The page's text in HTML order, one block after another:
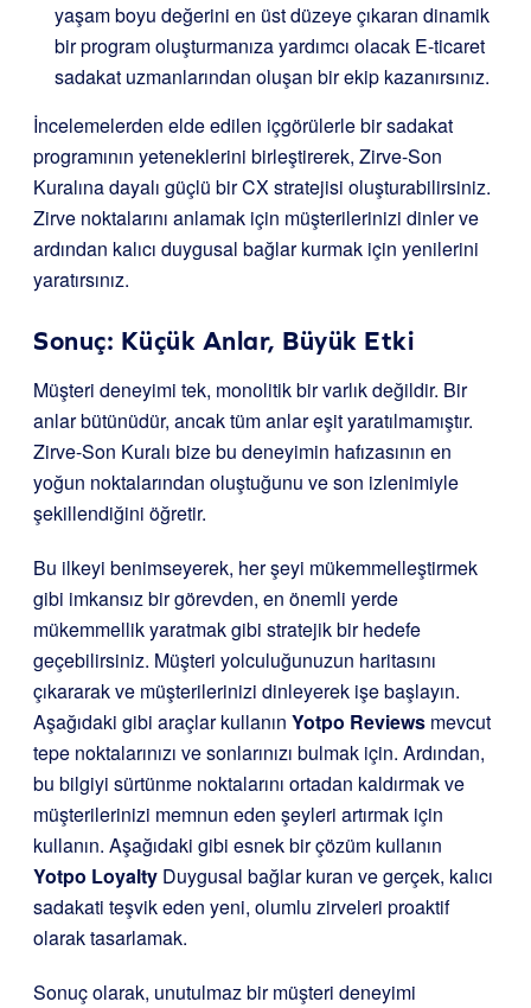
yaşam boyu değerini en üst düzeye çıkaran dinamik
bir program oluşturmanıza yardımcı olacak E-ticaret
sadakat uzmanlarından oluşan bir ekip kazanırsınız.
İncelemelerden elde edilen içgörülerle bir sadakat
programının yeteneklerini birleştirerek, Zirve-Son
Kuralına dayalı güçlü bir CX stratejisi oluşturabilirsiniz.
Zirve noktalarını anlamak için müşterilerinizi dinler ve
ardından kalıcı duygusal bağlar kurmak için yenilerini
yaratırsınız.
Sonuç: Küçük Anlar, Büyük Etki
Müşteri deneyimi tek, monolitik bir varlık değildir. Bir
anlar bütünüdür, ancak tüm anlar eşit yaratılmamıştır.
Zirve-Son Kuralı bize bu deneyimin hafızasının en
yoğun noktalarından oluştuğunu ve son izlenimiyle
şekillendiğini öğretir.
Bu ilkeyi benimseyerek, her şeyi mükemmelleştirmek
gibi imkansız bir görevden, en önemli yerde
mükemmellik yaratmak gibi stratejik bir hedefe
geçebilirsiniz. Müşteri yolculuğunuzun haritasını
çıkararak ve müşterilerinizi dinleyerek işe başlayın.
Aşağıdaki gibi araçlar kullanın Yotpo Reviews mevcut
tepe noktalarınızı ve sonlarınızı bulmak için. Ardından,
bu bilgiyi sürtünme noktalarını ortadan kaldırmak ve
müşterilerinizi memnun eden şeyleri artırmak için
kullanın. Aşağıdaki gibi esnek bir çözüm kullanın
Yotpo Loyalty Duygusal bağlar kuran ve gerçek, kalıcı
sadakati teşvik eden yeni, olumlu zirveleri proaktif
olarak tasarlamak.
Sonuç olarak, unutulmaz bir müşteri deneyimi